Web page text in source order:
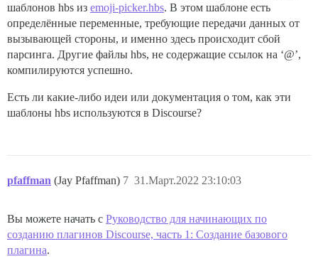
. Compiler said: Error
~/Discourse/Discourse-2.8.x/AL2_x86_64/
~/Discourse/Discourse-2.8.x/AL2_x86_64/
~/Discourse/Discourse-2.8.x/AL2_x86_64/
~/Discourse/Discourse-2.8.x/AL2_x86_64/
~/Discourse/Discourse-2.8.x/AL2_x86_64/
~/Discourse/Discourse-2.8.x/AL2_x86_64/
шаблонов hbs из emoji-picker.hbs. В этом шаблоне есть
определённые переменные, требующие передачи данных от
вызывающей стороны, и именно здесь происходит сбой
парсинга. Другие файлы hbs, не содержащие ссылок на ‘@’,
компилируются успешно.
Есть ли какие-либо идеи или документация о том, как эти
шаблоны hbs используются в Discourse?
pfaffman (Jay Pfaffman) 31.Март.2022 23:10:03
7
Вы можете начать с Руководство для начинающих по
созданию плагинов Discourse, часть 1: Создание базового
плагина.